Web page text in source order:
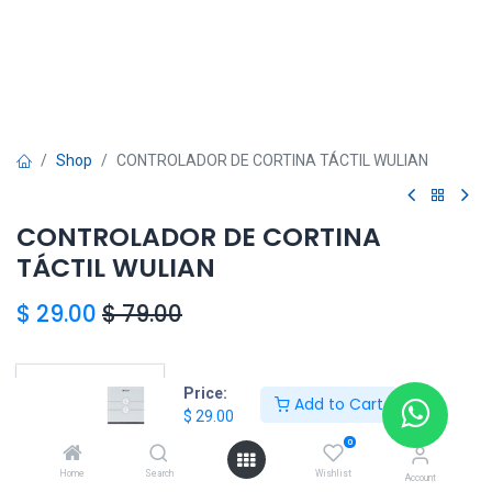
Price:
$ 29.00
Add to Cart
Home Search
0
Wishlist Account
Shop CONTROLADOR DE CORTINA TÁCTIL WULIAN
CONTROLADOR DE CORTINA
TÁCTIL WULIAN
$ 29.00 $79.00
HONG KONG SMART
TORRE EL DORADO+507 6291-3168